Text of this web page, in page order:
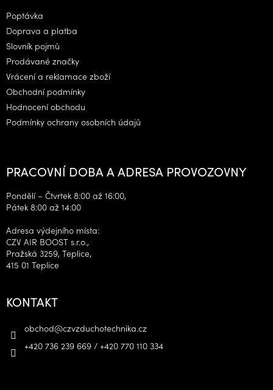
Poptávka
Doprava a platba
Slovník pojmů
Prodávané značky
Vrácení a reklamace zboží
Obchodní podmínky
Hodnocení obchodu
Podmínky ochrany osobních údajů
PRACOVNÍ DOBA A ADRESA PROVOZOVNY
Pondělí – Čtvrtek 8:00 až 16:00,
Pátek 8:00 až 14:00
Adresa výdejního místa:
CZV AIR BOOST s.r.o.,
Pražská 3259, Teplice,
415 01 Teplice
KONTAKT
obchod@czvzduchotechnika.cz
+420 736 239 669 / +420 770 110 334